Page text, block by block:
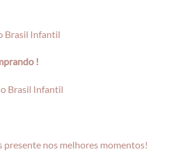
Brasil Infantil
!
Brasil Infantil
presente nos melhores momentos!